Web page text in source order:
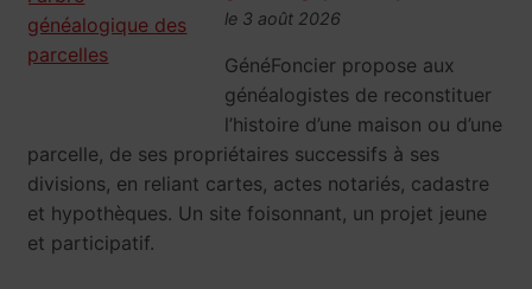
le 3 août 2026
GénéFoncier propose aux
généalogistes de reconstituer
l’histoire d’une maison ou d’une
parcelle, de ses propriétaires successifs à ses
divisions, en reliant cartes, actes notariés, cadastre
et hypothèques. Un site foisonnant, un projet jeune
et participatif.